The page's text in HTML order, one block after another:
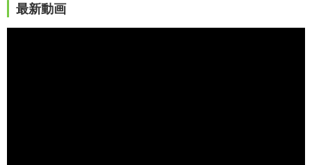
最新動画